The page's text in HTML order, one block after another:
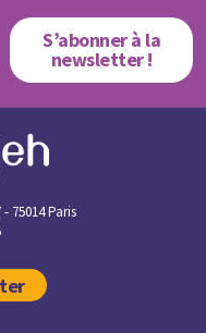
S’abonner à la
newsletter !
75014 Paris